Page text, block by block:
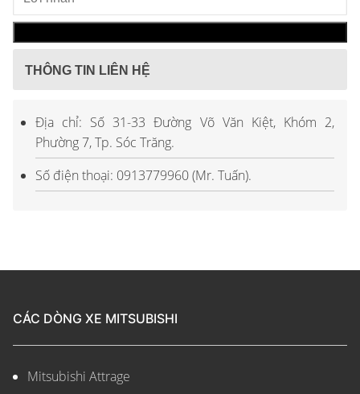
THÔNG TIN LIÊN HỆ
Địa chỉ: Số 31-33 Đường Võ Văn Kiệt, Khóm 2,
Phường 7, Tp. Sóc Trăng.
Số điện thoại: 0913779960 (Mr. Tuấn).
CÁC DÒNG XE MITSUBISHI
Mitsubishi Attrage